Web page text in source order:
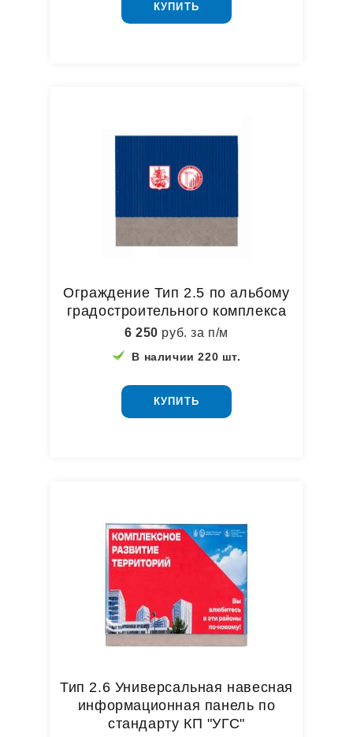
КУПИТЬ
Ограждение Тип 2.5 по альбому
градостроительного комплекса
6 250 руб. за п/м
В наличии 220 шт.
КУПИТЬ
Тип 2.6 Универсальная навесная
информационная панель по
стандарту КП "УГС"